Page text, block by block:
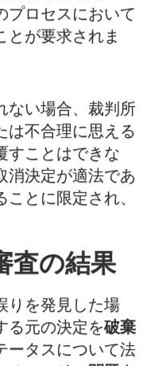
プロセスにおいて
とが要求されま
ない場合、裁判所
は不合理に思える
すことはできな
消決定が適法であ
とに限定され、
査の結果
りを発見した場
る元の決定を破棄
ータスについて法